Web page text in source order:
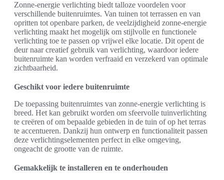
Zonne-energie verlichting biedt talloze voordelen voor
verschillende buitenruimtes. Van tuinen tot terrassen en van
opritten tot openbare parken, de veelzijdigheid zonne-energie
verlichting maakt het mogelijk om stijlvolle en functionele
verlichting toe te passen op vrijwel elke locatie. Dit opent de
deur naar creatief gebruik van verlichting, waardoor iedere
buitenruimte kan worden verfraaid en verzekerd van optimale
zichtbaarheid.
Geschikt voor iedere buitenruimte
De toepassing buitenruimtes van zonne-energie verlichting is
breed. Het kan gebruikt worden om sfeervolle tuinverlichting
te creëren of om bepaalde gebieden in de tuin of op het terras
te accentueren. Dankzij hun ontwerp en functionaliteit passen
deze verlichtingselementen perfect in elke omgeving,
ongeacht de grootte van de ruimte.
Gemakkelijk te installeren en te onderhouden